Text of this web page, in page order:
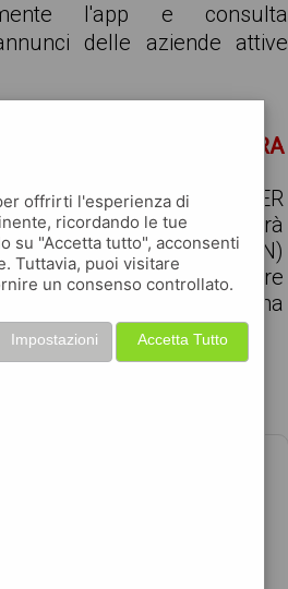
l'app e consulta
delle aziende attive
CAM PER SALDATURA
CAM PER
La risorsa sarà
di Fontanafredda (PN)
azienda del settore
alla ricerca di un/una
per saldatur...
offrirti l'esperienza di
ricordando le tue
su "Accetta tutto", acconsenti
Tuttavia, puoi visitare
un consenso controllato.
Accetta Tutto
Impostazioni